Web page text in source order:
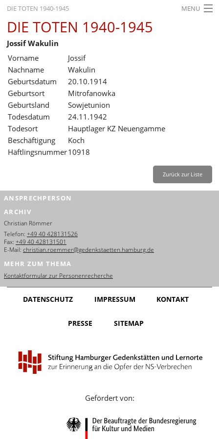
DIE TOTEN 1940-1945 MENU
STARTSEITE
AKTUELLES
AUSSTELLUNGEN
GESCHICHTE
BILDUNG
FORSCHUNG
SERVICE
Español
Italiano
Nederlands
Português
Yкраїнський
العربية
Leichte Sprache
DIE TOTEN 1940-1945
Jossif Wakulin
Vorname
Jossif
Nachname
Wakulin
Geburtsdatum
20.10.1914
Geburtsort
Mitrofanowka
Geburtsland
Sowjetunion
Todesdatum
24.11.1942
Todesort
Hauptlager KZ Neuengamme
Beschäftigung
Koch
Häftlingsnummer10918
Zurück zur Liste
ANSPRECHPERSON
ARCHIV
Christian Römmer
Telefon: +49 40 428131526
Fax: +49 40 428131501
E-Mail: christian.roemmer@gedenkstaetten.hamburg.de
MEHR ZUM THEMA
Kontaktformular zur Personenrecherche
DATENSCHUTZ IMPRESSUM KONTAKT
PRESSE SITEMAP
Gefördert von: